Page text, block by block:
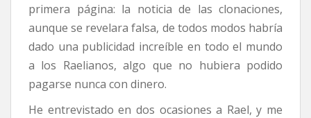
primera página: la noticia de las clonaciones,
aunque se revelara falsa, de todos modos habría
dado una publicidad increíble en todo el mundo
a los Raelianos, algo que no hubiera podido
pagarse nunca con dinero.
He entrevistado en dos ocasiones a Rael, y me